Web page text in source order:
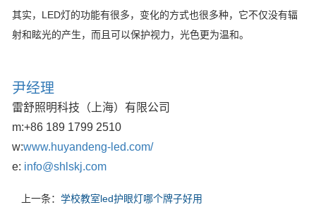
其实，LED灯的功能有很多，变化的方式也很多种，它不仅没有辐
射和眩光的产生，而且可以保护视力，光色更为温和。
尹经理
雷舒照明科技（上海）有限公司
m:+86 189 1799 2510
w:www.huyandeng-led.com/
e: info@shlskj.com
上一条： 学校教室led护眼灯哪个牌子好用